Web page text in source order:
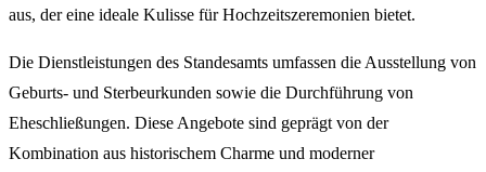
aus, der eine ideale Kulisse für Hochzeitszeremonien bietet.
Die Dienstleistungen des Standesamts umfassen die Ausstellung von
Geburts- und Sterbeurkunden sowie die Durchführung von
Eheschließungen. Diese Angebote sind geprägt von der
Kombination aus historischem Charme und moderner